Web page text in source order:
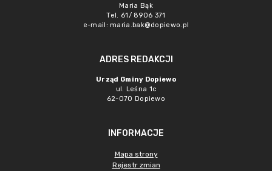
Maria Bąk
Tel. 61/ 8906 371
e-mail: maria.bak@dopiewo.pl
ADRES REDAKCJI
Urząd Gminy Dopiewo
ul. Leśna 1c
62-070 Dopiewo
INFORMACJE
Mapa strony
Rejestr zmian